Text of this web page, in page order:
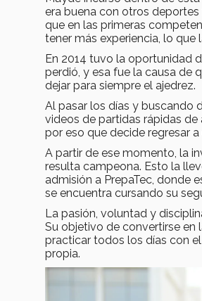
era buena con otros
que en las primeras
tener más experiencia, lo que
En 2014 tuvo la oportunidad
perdió, y esa fue la causa de
dejar para siempre el ajedrez.
Al pasar los días y buscando
videos de partidas rápidas
por eso que decide regresar
A partir de ese momento, la
resulta campeona. Esto la
admisión a PrepaTec, donde
se encuentra cursando su
La pasión, voluntad y
Su objetivo de convertirse en
practicar todos los días con
propia.